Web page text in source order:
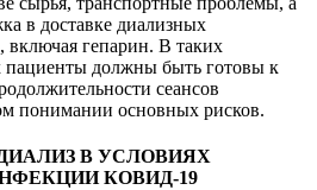
в доставке диализных
включая гепарин. В таких
пациенты должны быть готовы к
сеансов
понимании основных рисков.
В УСЛОВИЯХ
КОВИД-19